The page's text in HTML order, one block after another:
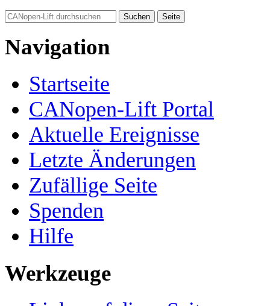
Navigation
Startseite
CANopen-Lift Portal
Aktuelle Ereignisse
Letzte Änderungen
Zufällige Seite
Spenden
Hilfe
Werkzeuge